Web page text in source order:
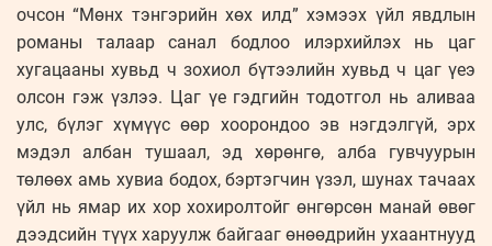
очсон “Мөнх тэнгэрийн хөх илд” хэмээх үйл явдлын
романы талаар санал бодлоо илэрхийлэх нь цаг
хугацааны хувьд ч зохиол бүтээлийн хувьд ч цаг үеэ
олсон гэж үзлээ. Цаг үе гэдгийн тодотгол нь аливаа
улс, бүлэг хүмүүс өөр хоорондоо эв нэгдэлгүй, эрх
мэдэл албан тушаал, эд хөрөнгө, алба гувчуурын
төлөөх амь хувиа бодох, бэртэгчин үзэл, шунах тачаах
үйл нь ямар их хор хохиролтойг өнгөрсөн манай өвөг
дээдсийн түүх харуулж байгааг өнөөдрийн ухаантнууд